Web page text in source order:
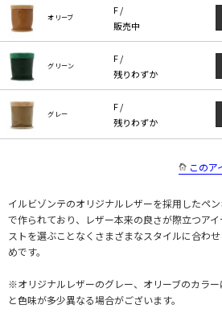
オリーブ
F /
販売中
グリーン
F /
残りわずか
グレー
F /
残りわずか
このア
イルビゾンテのオリジナルレザーを採用したペ
で作られており、レザー本来の良さが際立つア
ストを選ぶことなくさまざまなスタイルに合わ
めです。
※オリジナルレザーのグレー、オリーブのカラ
と色味が多少異なる場合がございます。